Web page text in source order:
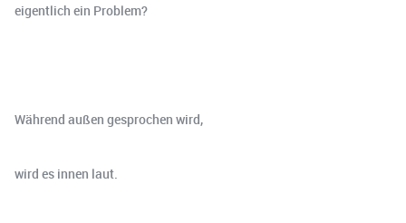
eigentlich ein Problem?
Während außen gesprochen wird,
wird es innen laut.